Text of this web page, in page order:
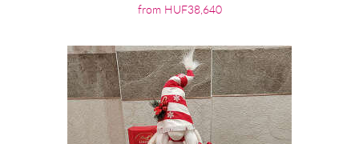
from HUF38,640